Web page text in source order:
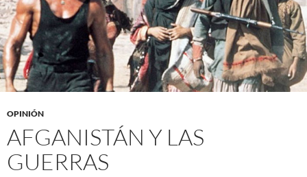
OPINIÓN
AFGANISTÁN Y LAS
GUERRAS